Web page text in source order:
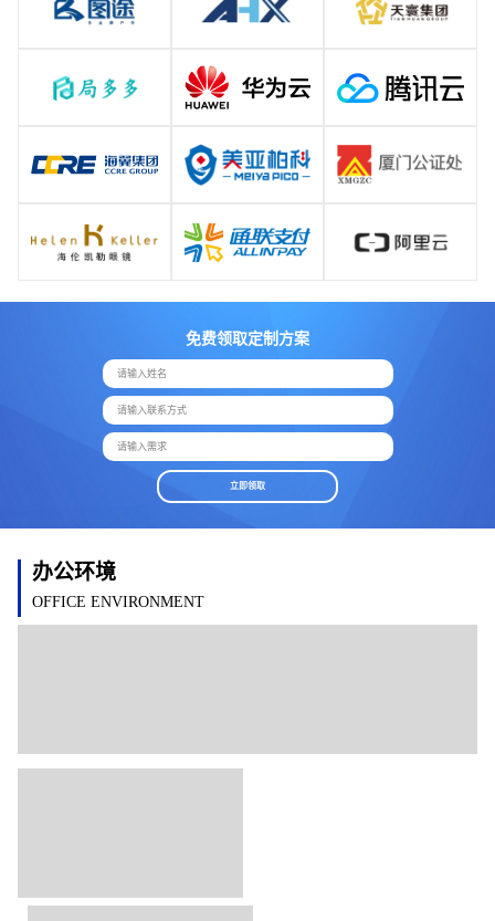
免费领取定制方案
请输入姓名
请输入联系方式
请输入需求
立即领取
办公环境
OFFICE ENVIRONMENT